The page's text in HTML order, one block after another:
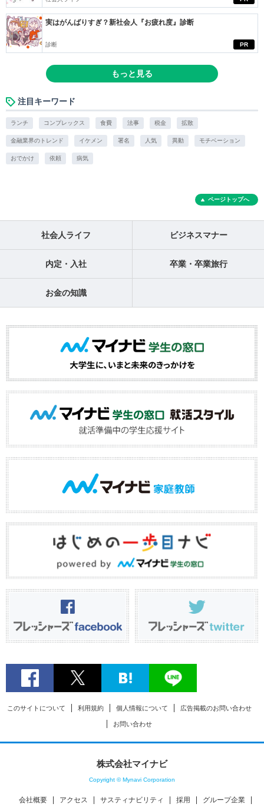
PR
実はがんばりすぎ？新社会人『お疲れ度』診断
診断
もっと見る
注目キーワード
ランチ コンプレックス 食費 法事 税金 拡散
金融業界のトレンド イケメン 署名 人気 異動 モチベーション
おでかけ 依頼 病気
ページトップへ
社会人ライフ ビジネスマナー
内定・入社 卒業・卒業旅行
お金の知識
このサイトについて 利用規約 個人情報について 広告掲載のお問い合わせ
お問い合わせ
株式会社マイナビ
Copyright © Mynavi Corporation
会社概要 アクセス サスティナビリティ 採用 グループ企業